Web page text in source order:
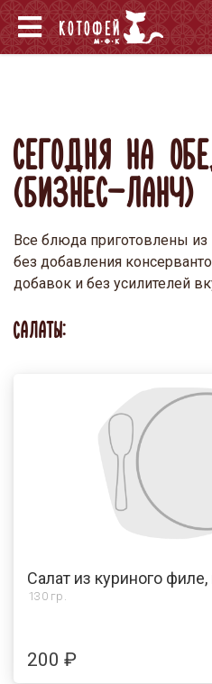
СЕГОДНЯ НА
(БИЗНЕС-ЛАНЧ)
Все блюда приготовлены из
без добавления
добавок и без усилителей
САЛАТЫ:
130 гр.
200 ₽